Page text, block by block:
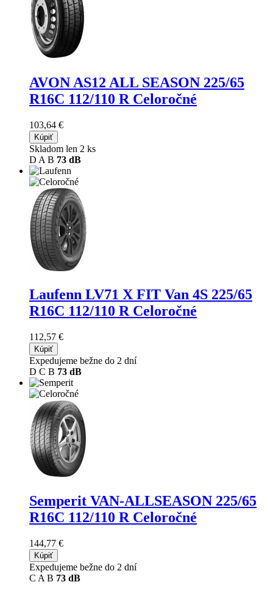
AVON AS12 ALL SEASON 225/65
R16C 112/110 R Celoročné
103,64 €
Kúpiť
Skladom len 2 ks
D A B 73 dB
Laufenn LV71 X FIT Van 4S 225/65
R16C 112/110 R Celoročné
112,57 €
Kúpiť
Expedujeme bežne do 2 dní
D C B 73 dB
Semperit VAN-ALLSEASON 225/65
R16C 112/110 R Celoročné
144,77 €
Kúpiť
Expedujeme bežne do 2 dní
C A B 73 dB